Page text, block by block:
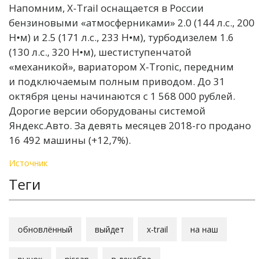
Напомним, X-Trail оснащается в России
бензиновыми «атмосферниками» 2.0 (144 л.с., 200
Н•м) и 2.5 (171 л.с., 233 Н•м), турбодизелем 1.6
(130 л.с., 320 Н•м), шестиступенчатой
«механикой», вариатором X-Tronic, передним
и подключаемым полным приводом. До 31
октября цены начинаются с 1 568 000 рублей.
Дорогие версии оборудованы системой
Яндекс.Авто. За девять месяцев 2018-го продано
16 492 машины (+12,7%).
Источник
Теги
обновлённый выйдет x-trail на наш